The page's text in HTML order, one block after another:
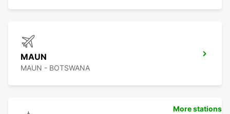
MAUN
MAUN - BOTSWANA
More stations